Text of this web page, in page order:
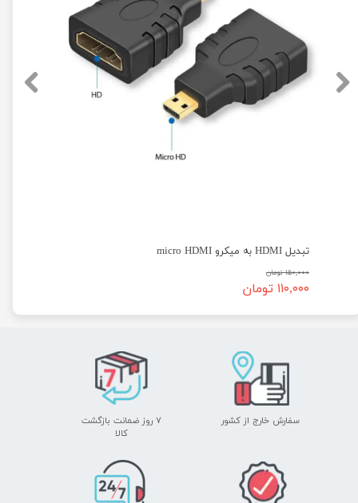
تبدیل HDMI به میکرو micro HDMI
۱۵۰,۰۰۰ تومان
۱۱۰,۰۰۰ تومان
سفارش خارج از کشور
۷ روز ضمانت بازگشت
​​​​​​​کالا